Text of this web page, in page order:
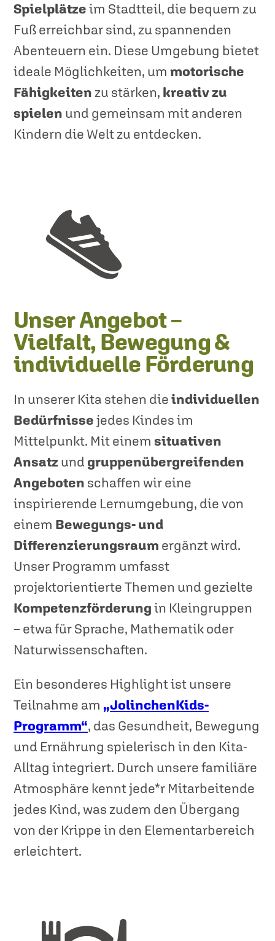
Spielplätzeim Stadtteil, die bequem zu
Fuß erreichbar sind, zu spannenden
Abenteuern ein. Diese Umgebung bietet
ideale Möglichkeiten, ummotorische
Fähigkeitenzu stärken, kreativ zu
spielen und gemeinsam mit anderen
Kindern die Welt zu entdecken.
Unser Angebot –
Vielfalt, Bewegung &
individuelle Förderung
In unserer Kita stehen dieindividuellen
Bedürfnissejedes Kindes im
Mittelpunkt. Mit einemsituativen
Ansatzund gruppenübergreifenden
Angeboten schaffen wir eine
inspirierende Lernumgebung, die von
einem Bewegungs- und
Differenzierungsraum ergänzt wird.
Unser Programm umfasst
projektorientierte Themen und gezielte
Kompetenzförderungin Kleingruppen
– etwa für Sprache, Mathematik oder
Naturwissenschaften.
Ein besonderes Highlight ist unsere
Teilnahme am „JolinchenKids-
Programm“, das Gesundheit, Bewegung
und Ernährung spielerisch in den Kita-
Alltag integriert. Durch unsere familiäre
Atmosphäre kennt jede*r Mitarbeitende
jedes Kind, was zudem den Übergang
von der Krippe in den Elementarbereich
erleichtert.